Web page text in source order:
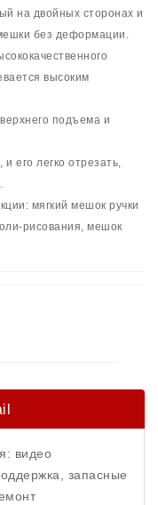
на двойных сторонах и
без деформации.
высоким
подъема и
его легко отрезать,
мягкий мешок ручки
рисования, мешок
видео
запасные